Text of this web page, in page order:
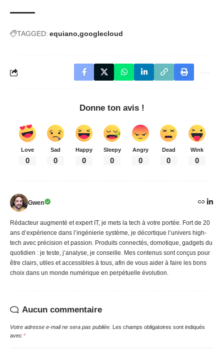
TAGGED: equiano googlecloud
Donne ton avis !
Love
0
Sad
0
Happy
0
Sleepy
0
Angry
0
Dead
0
Wink
0
Gwen
Rédacteur augmenté et expert IT, je mets la tech à votre portée. Fort de 20
ans d’expérience dans l’ingénierie système, je décortique l’univers high-
tech avec précision et passion. Produits connectés, domotique, gadgets du
quotidien : je teste, j’analyse, je conseille. Mes contenus sont conçus pour
être clairs, utiles et accessibles à tous, afin de vous aider à faire les bons
choix dans un monde numérique en perpétuelle évolution.
Aucun commentaire
Votre adresse e-mail ne sera pas publiée. Les champs obligatoires sont indiqués
avec *